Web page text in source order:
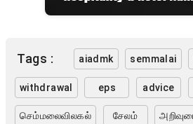
Tags : aiadmk semmalai
withdrawal eps advice
செம்மலைவிலகல் சேலம்